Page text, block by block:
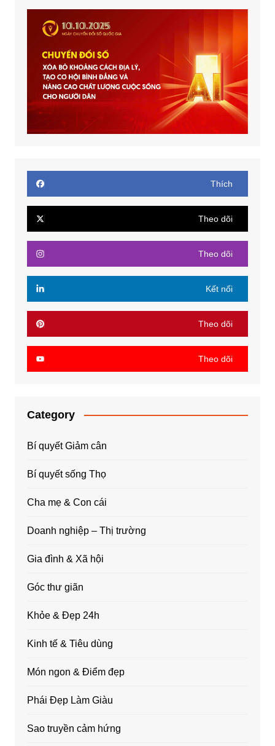
Thích
Theo dõi
Theo dõi
Kết nối
Theo dõi
Theo dõi
Category
Bí quyết Giảm cân
Bí quyết sống Thọ
Cha mẹ & Con cái
Doanh nghiệp – Thị trường
Gia đình & Xã hội
Góc thư giãn
Khỏe & Đẹp 24h
Kinh tế & Tiêu dùng
Món ngon & Điểm đẹp
Phái Đẹp Làm Giàu
Sao truyền cảm hứng